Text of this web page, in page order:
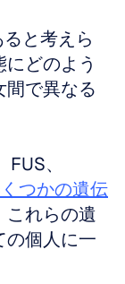
と考えら
どのよう
間で異なる
、
つかの遺伝
これらの遺
の個人に一